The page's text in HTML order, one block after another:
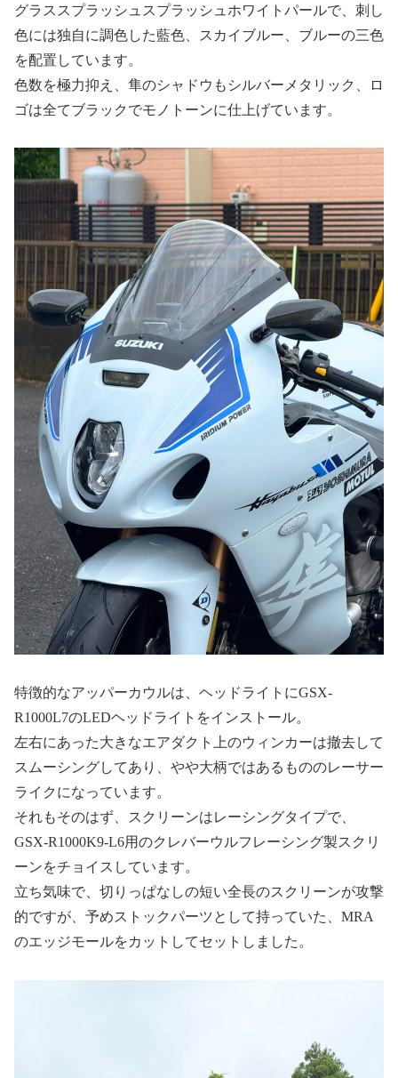
グラススプラッシュスプラッシュホワイトパールで、刺し
色には独自に調色した藍色、スカイブルー、ブルーの三色
を配置しています。
色数を極力抑え、隼のシャドウもシルバーメタリック、ロ
ゴは全てブラックでモノトーンに仕上げています。
特徴的なアッパーカウルは、ヘッドライトにGSX-
R1000L7のLEDヘッドライトをインストール。
左右にあった大きなエアダクト上のウィンカーは撤去して
スムーシングしてあり、やや大柄ではあるもののレーサー
ライクになっています。
それもそのはず、スクリーンはレーシングタイプで、
GSX-R1000K9-L6用のクレバーウルフレーシング製スクリ
ーンをチョイスしています。
立ち気味で、切りっぱなしの短い全長のスクリーンが攻撃
的ですが、予めストックパーツとして持っていた、MRA
のエッジモールをカットしてセットしました。